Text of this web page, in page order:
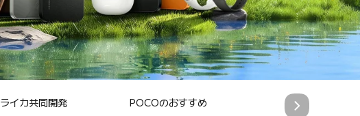
ライカ共同開発 POCOのおすすめ 人気タブレット製品